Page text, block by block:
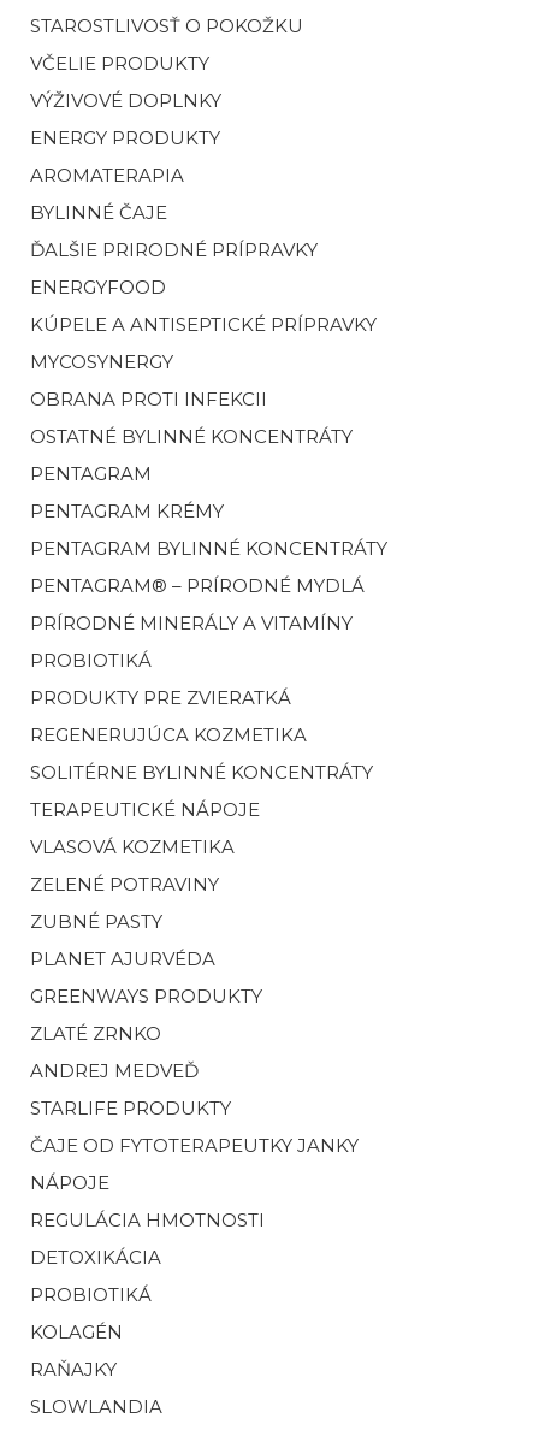
STAROSTLIVOSŤ O POKOŽKU
VČELIE PRODUKTY
VÝŽIVOVÉ DOPLNKY
ENERGY PRODUKTY
AROMATERAPIA
BYLINNÉ ČAJE
ĎALŠIE PRIRODNÉ PRÍPRAVKY
ENERGYFOOD
KÚPELE A ANTISEPTICKÉ PRÍPRAVKY
MYCOSYNERGY
OBRANA PROTI INFEKCII
OSTATNÉ BYLINNÉ KONCENTRÁTY
PENTAGRAM
PENTAGRAM KRÉMY
PENTAGRAM BYLINNÉ KONCENTRÁTY
PENTAGRAM® – PRÍRODNÉ MYDLÁ
PRÍRODNÉ MINERÁLY A VITAMÍNY
PROBIOTIKÁ
PRODUKTY PRE ZVIERATKÁ
REGENERUJÚCA KOZMETIKA
SOLITÉRNE BYLINNÉ KONCENTRÁTY
TERAPEUTICKÉ NÁPOJE
VLASOVÁ KOZMETIKA
ZELENÉ POTRAVINY
ZUBNÉ PASTY
PLANET AJURVÉDA
GREENWAYS PRODUKTY
ZLATÉ ZRNKO
ANDREJ MEDVEĎ
STARLIFE PRODUKTY
ČAJE OD FYTOTERAPEUTKY JANKY
NÁPOJE
REGULÁCIA HMOTNOSTI
DETOXIKÁCIA
PROBIOTIKÁ
KOLAGÉN
RAŇAJKY
SLOWLANDIA